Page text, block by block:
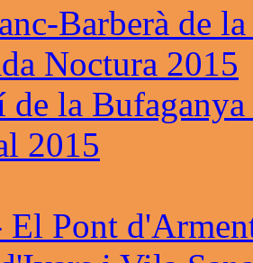
Barberà de la
Noctura 2015
de la
2015
El Pont